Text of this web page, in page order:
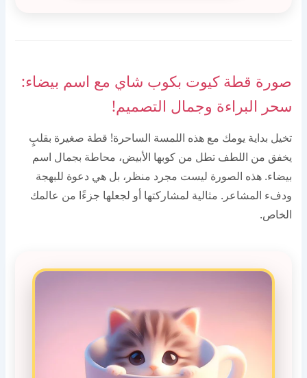
صورة قطة كيوت بكوب شاي مع اسم بيضاء:
سحر البراءة وجمال التصميم!
تخيل بداية يومك مع هذه اللمسة الساحرة! قطة صغيرة بقلبٍ
يخفق من اللطف تطل من كوبها الأبيض، محاطة بجمال اسم
بيضاء. هذه الصورة ليست مجرد منظر، بل هي دعوة للبهجة
ودفء المشاعر. مثالية لمشاركتها أو لجعلها جزءًا من عالمك
الخاص.